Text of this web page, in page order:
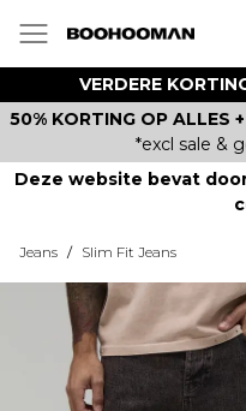
VERDERE
50% KORTING OP ALLES
*excl sale &
Deze website bevat
Jeans / Slim Fit Jeans